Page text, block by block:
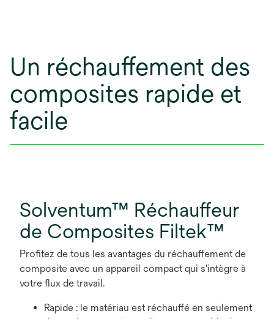
Un réchauffement des
composites rapide et
facile
Solventum™ Réchauffeur
de Composites Filtek™
Profitez de tous les avantages du réchauffement de
composite avec un appareil compact qui s'intègre à
votre flux de travail.
Rapide : le matériau est réchauffé en seulement